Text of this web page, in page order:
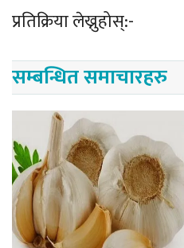
प्रतिक्रिया लेख्नुहोस्:-
सम्बन्धित समाचारहरु